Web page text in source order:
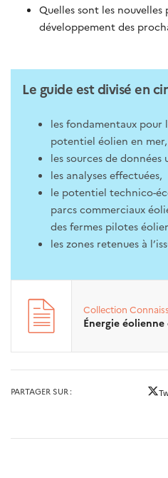
Quelles sont les
développement des
Le guide est divisé en
les fondamentaux
potentiel éolien en mer,
les sources de données
les analyses effectuées,
le potentiel technico-
parcs commerciaux
des fermes pilotes
les zones retenues à
Collection
Énergie éolienne
PARTAGER SUR